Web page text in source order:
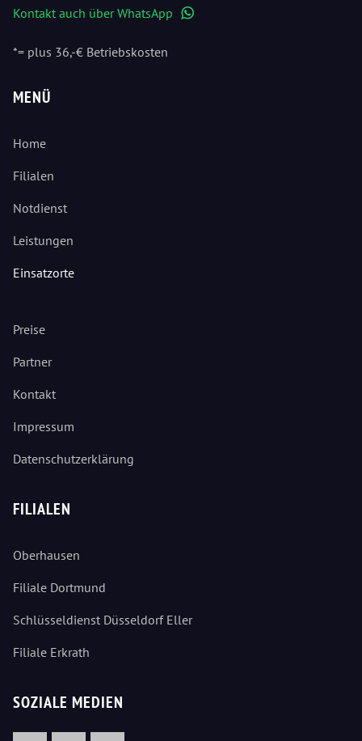
Kontakt auch über WhatsApp
*= plus 36,-€ Betriebskosten
MENÜ
Home
Filialen
Notdienst
Leistungen
Einsatzorte
Preise
Partner
Kontakt
Impressum
Datenschutzerklärung
FILIALEN
Oberhausen
Filiale Dortmund
Schlüsseldienst Düsseldorf Eller
Filiale Erkrath
SOZIALE MEDIEN